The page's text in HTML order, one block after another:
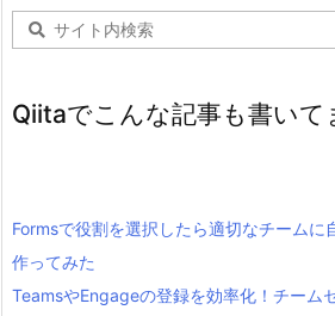
Qiitaでこんな記事も書いて
Formsで役割を選択したら適切なチームに
作ってみた
TeamsやEngageの登録を効率化！チーム